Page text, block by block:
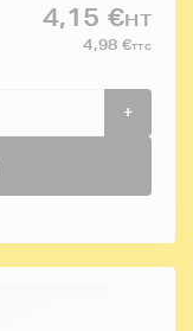
4,15 €HT
4,98 €TTC
+